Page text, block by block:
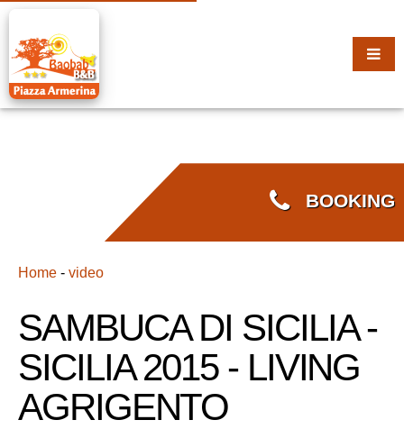
BOOKING
Home - video
SAMBUCA DI SICILIA -
SICILIA 2015 - LIVING
AGRIGENTO